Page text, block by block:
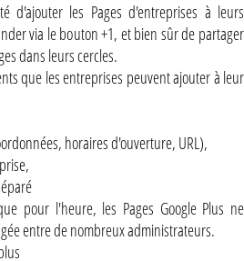
d'ajouter les Pages d'entreprises à leurs
via le bouton +1, et bien sûr de partager
dans leurs cercles.
que les entreprises peuvent ajouter à leur
horaires d'ouverture, URL),
pour l'heure, les Pages Google Plus ne
entre de nombreux administrateurs.